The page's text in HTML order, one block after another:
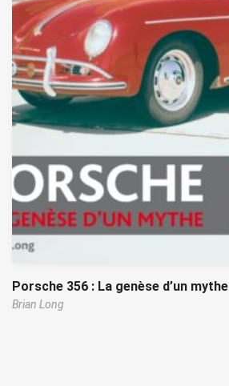
Porsche 356 : La genèse d’un mythe
Brian Long